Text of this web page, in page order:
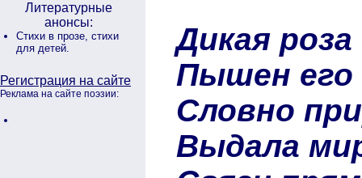
Литературные
анонсы:
Стихи в прозе, стихи
для детей.
Регистрация на сайте
Реклама на сайте поэзии:
Дикая
Пышен его
Словно
Выдала